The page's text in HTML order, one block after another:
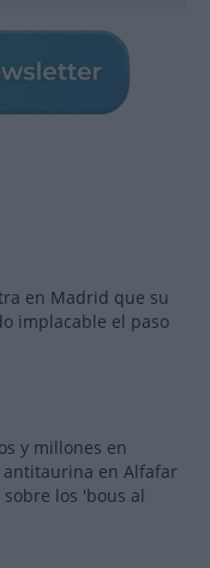
en Madrid que su
implacable el paso
y millones en
en Alfafar
los 'bous al